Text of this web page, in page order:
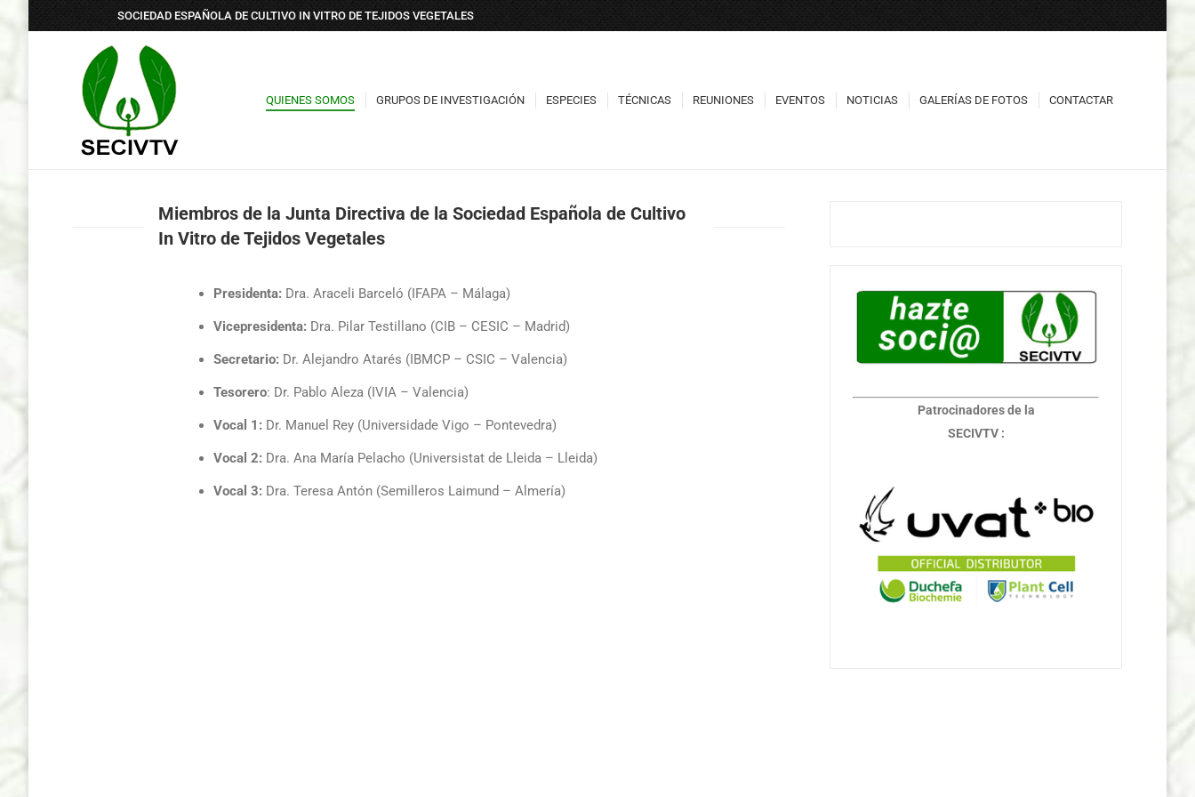
SOCIEDAD ESPAÑOLA DE CULTIVO IN VITRO DE TEJIDOS VEGETALES
QUIENES SOMOS GRUPOS DE INVESTIGACIÓN ESPECIES TÉCNICAS REUNIONES EVENTOS NOTICIAS GALERÍAS DE FOTOS CONTACTAR
Miembros de la Junta Directiva de la Sociedad Española de Cultivo
In Vitro de Tejidos Vegetales
Presidenta: Dra. Araceli Barceló (IFAPA – Málaga)
Vicepresidenta: Dra. Pilar Testillano (CIB – CESIC – Madrid)
Secretario: Dr. Alejandro Atarés (IBMCP – CSIC – Valencia)
Tesorero: Dr. Pablo Aleza (IVIA – Valencia)
Vocal 1: Dr. Manuel Rey (Universidade Vigo – Pontevedra)
Vocal 2: Dra. Ana María Pelacho (Universistat de Lleida – Lleida)
Vocal 3: Dra. Teresa Antón (Semilleros Laimund – Almería)
Patrocinadores de la
SECIVTV :
QUIENES SOMOS GRUPOS DE INVESTIGACIÓN ESPECIES TÉCNICAS REUNIONES EVENTOS NOTICIAS GALERÍAS DE FOTOS CONTACTAR